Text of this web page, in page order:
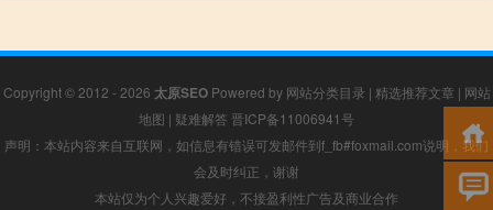
Copyright © 2012 - 2026 太原SEOPowered by 网站分类目录 | 精选推荐文章 | 网站
地图 | 疑难解答 晋ICP备11006941号
声明：本站内容来自互联网，如信息有错误可发邮件到f_fb#foxmail.com说明，我们
会及时纠正，谢谢
本站仅为个人兴趣爱好，不接盈利性广告及商业合作